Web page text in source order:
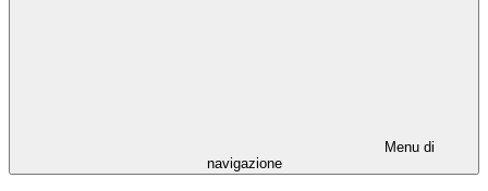
Menu di
navigazione